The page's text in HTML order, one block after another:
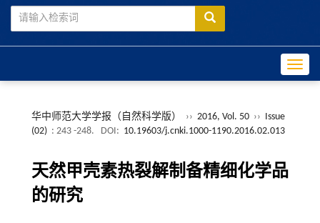
华中师范大学学报（自然科学版） ›› 2016, Vol. 50 ››
Issue
(02) : 243 -248. DOI: 10.19603/j.cnki.1000-1190.2016.02.013
天然甲壳素热裂解制备精细化学品
的研究